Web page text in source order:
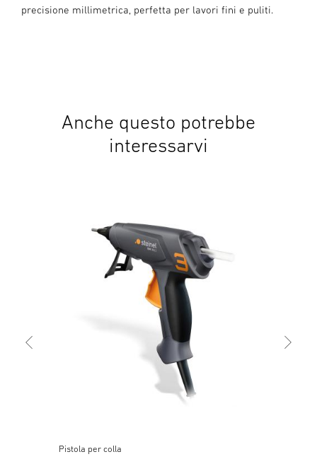
precisione millimetrica, perfetta per lavori fini e puliti.
Anche questo potrebbe
interessarvi
Pistola per colla